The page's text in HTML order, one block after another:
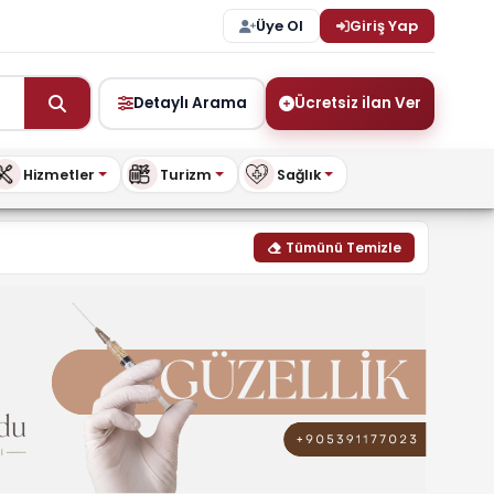
Üye Ol Giriş Yap
Detaylı Arama Ücretsiz ilan Ver
Hizmetler Turizm Sağlık
Tümünü Temizle